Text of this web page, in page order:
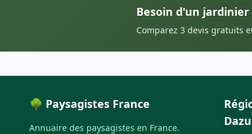
Besoin d'un jardinier
Comparez 3 devis gratuits
🌳 Paysagistes France
Annuaire des paysagistes en France.